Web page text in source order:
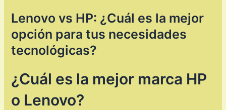
Lenovo vs HP: ¿Cuál es la mejor
opción para tus necesidades
tecnológicas?
¿Cuál es la mejor marca HP
o Lenovo?